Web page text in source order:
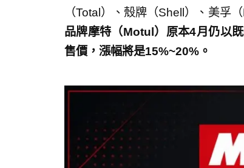
（Total）、殼牌（Shell）、美孚
品牌摩特（Motul）原本4月仍以
售價，漲幅將是15%~20%。